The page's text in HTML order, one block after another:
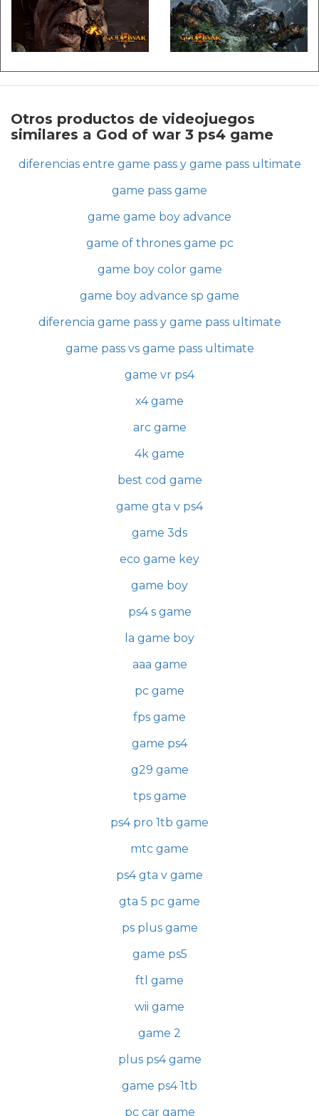
Otros productos de videojuegos
similares a God of war 3 ps4 game
diferencias entre game pass y game pass ultimate
game pass game
game game boy advance
game of thrones game pc
game boy color game
game boy advance sp game
diferencia game pass y game pass ultimate
game pass vs game pass ultimate
game vr ps4
x4 game
arc game
4k game
best cod game
game gta v ps4
game 3ds
eco game key
game boy
ps4 s game
la game boy
aaa game
pc game
fps game
game ps4
g29 game
tps game
ps4 pro 1tb game
mtc game
ps4 gta v game
gta 5 pc game
ps plus game
game ps5
ftl game
wii game
game 2
plus ps4 game
game ps4 1tb
pc car game